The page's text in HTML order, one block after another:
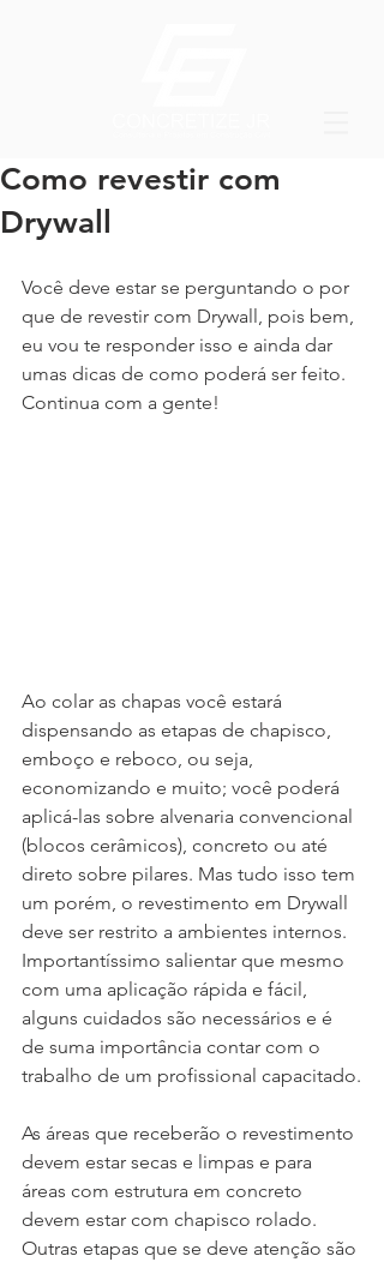
Como revestir com
Drywall
Você deve estar se perguntando o por
que de revestir com Drywall, pois bem,
eu vou te responder isso e ainda dar
umas dicas de como poderá ser feito.
Continua com a gente!
Ao colar as chapas você estará
dispensando as etapas de chapisco,
emboço e reboco, ou seja,
economizando e muito; você poderá
aplicá-las sobre alvenaria convencional
(blocos cerâmicos), concreto ou até
direto sobre pilares. Mas tudo isso tem
um porém, o revestimento em Drywall
deve ser restrito a ambientes internos.
Importantíssimo salientar que mesmo
com uma aplicação rápida e fácil,
alguns cuidados são necessários e é
de suma importância contar com o
trabalho de um profissional capacitado.
As áreas que receberão o revestimento
devem estar secas e limpas e para
áreas com estrutura em concreto
devem estar com chapisco rolado.
Outras etapas que se deve atenção são